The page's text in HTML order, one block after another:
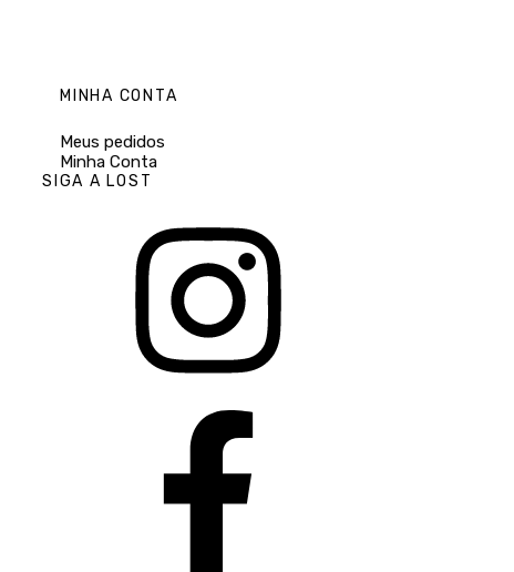
MINHA CONTA
Meus pedidos
Minha Conta
SIGA A LOST